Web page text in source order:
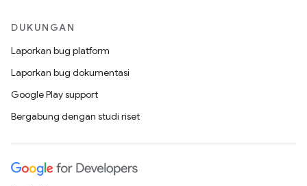
DUKUNGAN
Laporkan bug platform
Laporkan bug dokumentasi
Google Play support
Bergabung dengan studi riset